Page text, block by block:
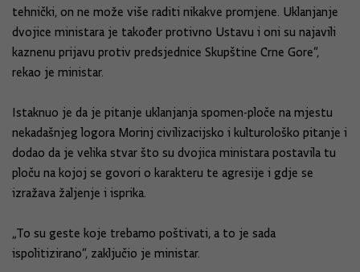
tehnički, on ne može više raditi nikakve promjene. Uklanjanje
dvojice ministara je također protivno Ustavu i oni su najavili
kaznenu prijavu protiv predsjednice Skupštine Crne Gore“,
rekao je ministar.
Istaknuo je da je pitanje uklanjanja spomen-ploče na mjestu
nekadašnjeg logora Morinj civilizacijsko i kulturološko pitanje i
dodao da je velika stvar što su dvojica ministara postavila tu
ploču na kojoj se govori o karakteru te agresije i gdje se
izražava žaljenje i isprika.
„To su geste koje trebamo poštivati, a to je sada
ispolitizirano“, zaključio je ministar.